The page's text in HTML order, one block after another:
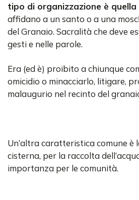
tipo di organizzazione è quella
affidano a un santo o a una
del Granaio. Sacralità che deve
gesti e nelle parole.
Era (ed è) proibito a chiunque
omicidio o minacciarlo, litigare,
malaugurio nel recinto del
Un’altra caratteristica comune è
cisterna, per la raccolta
importanza per le comunità.